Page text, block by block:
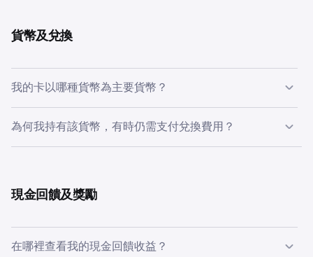
於 Krak app 內查看您的消費及 ATM 提款限額。您可能
已達到限額。
交易被拒時，請查看 Krak 發送的拒絕訊息。當中的資
料有助您了解實際情況。
貨幣及兌換
我的卡以哪種貨幣為主要貨幣？
英國客戶為 GBP；歐洲經濟區客戶為 EUR。即使您的 Krak
帳戶內持有其他貨幣，所有交易均以您的主要貨幣結算。
為何我持有該貨幣，有時仍需支付兌換費用？
要貨幣以完成結算。
現金回饋及獎勵
在哪裡查看我的現金回饋收益？